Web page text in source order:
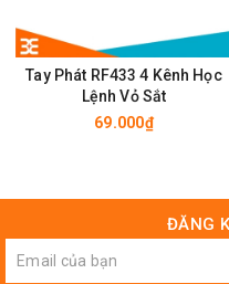
xa, bạn phải thêm Anten = 1/
Anten cho 315Mhz là 23Cm,
của dây là 50R ( Ôm).
Tất cả các sản phẩm mà
cách sử dụng hãy liên hệ trực
Kiện Điện Tử 3M
Tay Phát RF433 4 Kênh Học
Lệnh Vỏ Sắt
69.000₫
ĐĂNG